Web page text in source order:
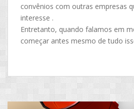
convênios com outras empresas
interesse .
Entretanto, quando falamos em
começar antes mesmo de tudo